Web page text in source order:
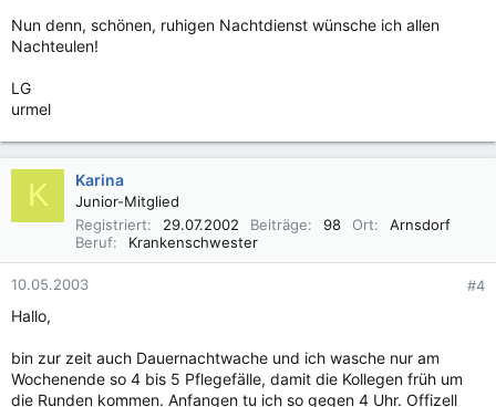
Nun denn, schönen, ruhigen Nachtdienst wünsche ich allen
Nachteulen!
LG
urmel
K Karina
Junior-Mitglied
Registriert
29.07.2002 Beiträge 98 Ort
Arnsdorf
Beruf
Krankenschwester
10.05.2003 #4
Hallo,
bin zur zeit auch Dauernachtwache und ich wasche nur am
Wochenende so 4 bis 5 Pflegefälle, damit die Kollegen früh um
die Runden kommen. Anfangen tu ich so gegen 4 Uhr. Offizell